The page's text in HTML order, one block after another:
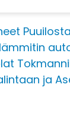
Puuilosta
ja